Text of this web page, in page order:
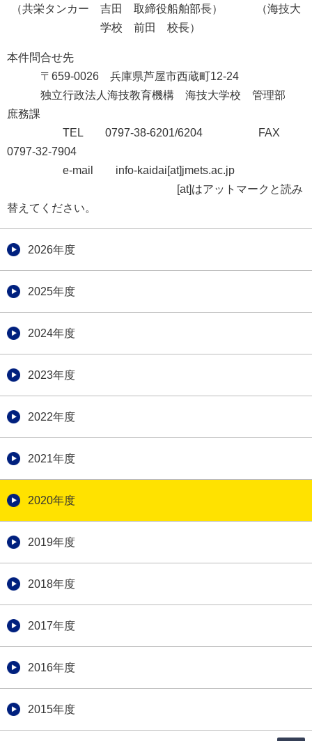
2026年度
2025年度
2024年度
2023年度
2022年度
2021年度
2020年度
2019年度
2018年度
2017年度
2016年度
2015年度
（共栄タンカー 吉田 取締役船舶部長） （海技大
学校 前田 校長）
本件問合せ先
〒659-0026 兵庫県芦屋市西蔵町12-24
独立行政法人海技教育機構 海技大学校 管理部
庶務課
TEL 0797-38-6201/6204 FAX
0797-32-7904
e-mail info-kaidai[at]jmets.ac.jp
[at]はアットマークと読み
替えてください。